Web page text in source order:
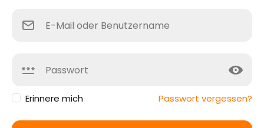
Erinnere mich Passwort vergessen?